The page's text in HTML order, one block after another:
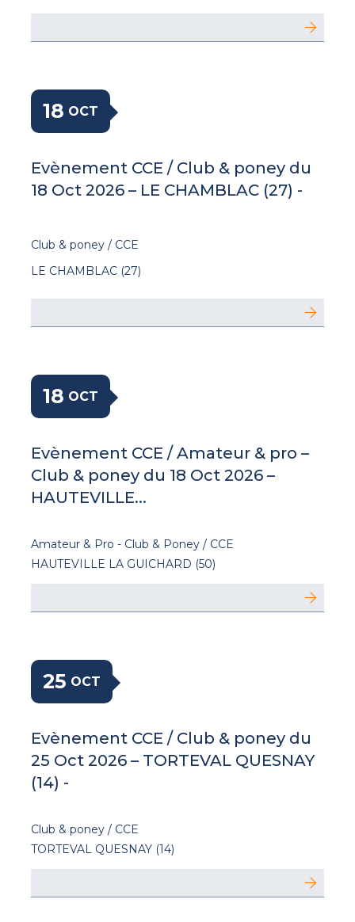
18 OCT
Evènement CCE / Club & poney du
18 Oct 2026 – LE CHAMBLAC (27) -
Club & poney / CCE
LE CHAMBLAC (27)
18 OCT
Evènement CCE / Amateur & pro –
Club & poney du 18 Oct 2026 –
HAUTEVILLE...
Amateur & Pro - Club & Poney / CCE
HAUTEVILLE LA GUICHARD (50)
25 OCT
Evènement CCE / Club & poney du
25 Oct 2026 – TORTEVAL QUESNAY
(14) -
Club & poney / CCE
TORTEVAL QUESNAY (14)